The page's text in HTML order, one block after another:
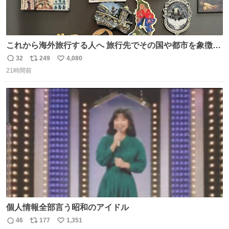
これから海外旅行する人へ 旅行先でその国や都市を象徴す
る マグネットを買って欲しい。 僕は交換留学してた1年間
で20カ国回ったけど、旅行先で必ずマグネットを買い、今
どそれぞれのマグネットを見る度に旅の思い出が鮮明によ
みがえります。
返
信
32
リ
ポ
ト
数
249
い
数
4,080
21時間前
個人情報全部言う昭和のアイドル
返
46
リ
177
い
1,351